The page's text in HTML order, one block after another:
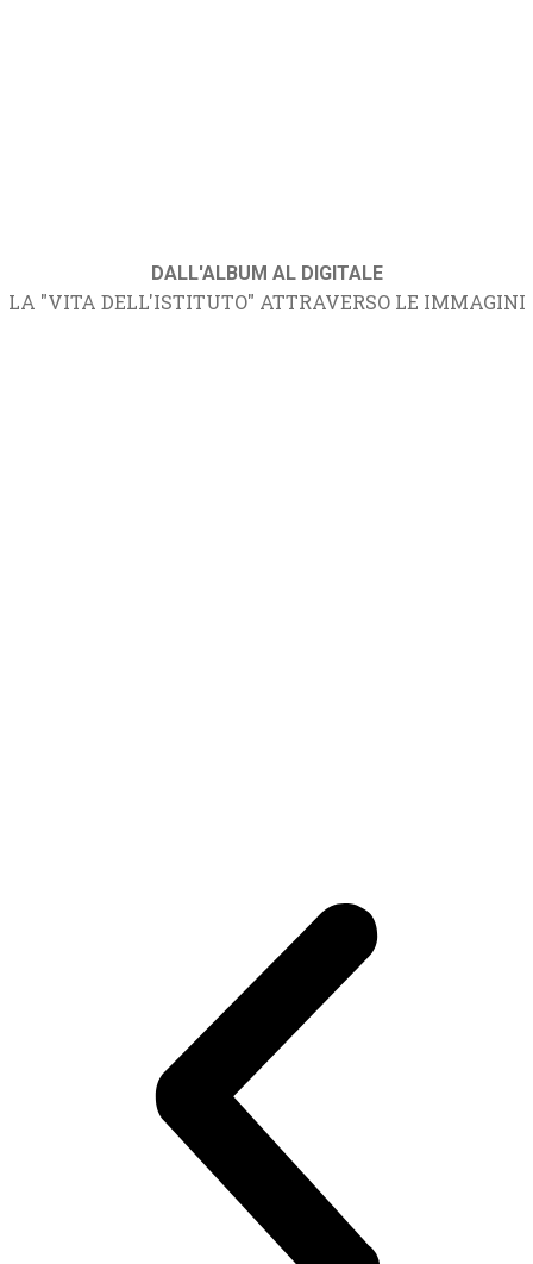
DALL'ALBUM AL DIGITALE
LA "VITA DELL'ISTITUTO" ATTRAVERSO LE IMMAGINI